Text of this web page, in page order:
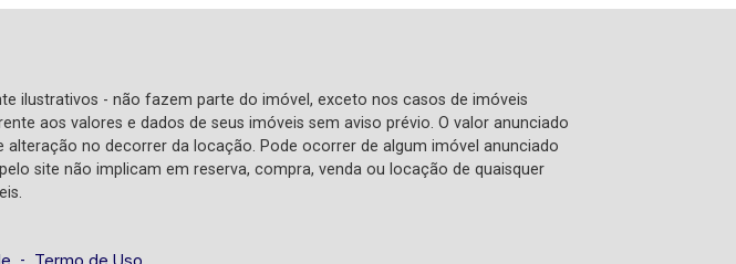
ilustrativos - não fazem parte do imóvel, exceto nos casos de imóveis
aos valores e dados de seus imóveis sem aviso prévio. O valor anunciado
no decorrer da locação. Pode ocorrer de algum imóvel anunciado
site não implicam em reserva, compra, venda ou locação de quaisquer